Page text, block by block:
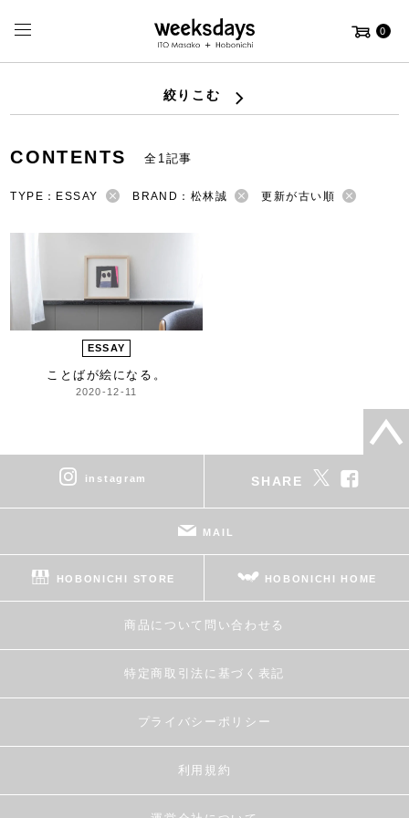
0
絞りこむ
CONTENTS 全1記事
TYPE：ESSAY BRAND：松林誠 更新が古い順
ESSAY
ことばが絵になる。
2020-12-11
instagram SHARE
MAIL
HOBONICHI STORE HOBONICHI HOME
商品について問い合わせる
特定商取引法に基づく表記
プライバシーポリシー
利用規約